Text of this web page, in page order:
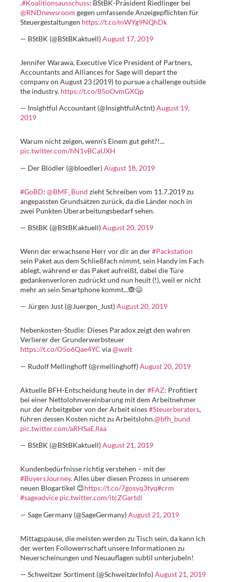
.#Koalitionsausschuss: BStBK-Präsident Riedlinger bei
@RNDnewsroom gegen umfassende Anzeigepflichten für
Steuergestaltungen https://t.co/mWYg9NQhDk
— BStBK (@BStBKaktuell)August 17, 2019
Jennifer Warawa, Executive Vice President of Partners,
Accountants and Alliances for Sage will depart the
company on August 23 (2019) to pursue a challenge outside
the industry. https://t.co/85oOvmGXQp
— Insightful Accountant (@InsightfulActnt)August 19,
2019
Warum nicht zeigen, wenn's Einem gut geht?!...
pic.twitter.com/hN1vBCaUXH
— Der Blödler (@bloedler)August 18, 2019
#GoBD: @BMF_Bund zieht Schreiben vom 11.7.2019 zu
angepassten Grundsätzen zurück, da die Länder noch in
zwei Punkten Überarbeitungsbedarf sehen.
— BStBK (@BStBKaktuell)August 20, 2019
Wenn der erwachsene Herr vor dir an der#Packstation
sein Paket aus dem Schließfach nimmt, sein Handy im Fach
ablegt, während er das Paket aufreißt, dabei die Türe
gedankenverloren zudrückt und nun heult (!), weil er nicht
mehr an sein Smartphone kommt...🙈😄
— Jürgen Just (@Juergen_Just)August 20, 2019
Nebenkosten-Studie: Dieses Paradox zeigt den wahren
Verlierer der Grunderwerbsteuer
https://t.co/O5o6Qae4YC via@welt
— Rudolf Mellinghoff (@rmellinghoff)August 20, 2019
Aktuelle BFH-Entscheidung heute in der#FAZ: Profitiert
bei einer Nettolohnvereinbarung mit dem Arbeitnehmer
nur der Arbeitgeber von der Arbeit eines#Steuerberaters,
führen dessen Kosten nicht zu Arbeitslohn.@bfh_bund
pic.twitter.com/aRHSaEJlaa
— BStBK (@BStBKaktuell)August 21, 2019
Kundenbedürfnisse richtig verstehen – mit der
#BuyersJourney. Alles über diesen Prozess in unserem
neuen Blogartikel 😊https://t.co/7gosyq3tyq#crm
#sageadvice pic.twitter.com/itcZGartdl
— Sage Germany (@SageGermany)August 21, 2019
Mittagspause, die meisten werden zu Tisch sein, da kann ich
der werten Followerrschaft unsere Informationen zu
Neuerscheinungen und Neuauflagen subtil unterjubeln!
— Schweitzer Sortiment (@SchweitzerInfo)August 21, 2019